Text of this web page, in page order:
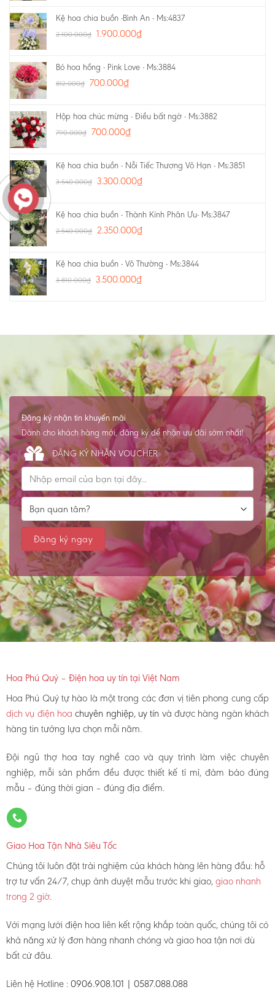
Kệ hoa chia buồn -Bình An - Ms:4837
2.100.000₫ 1.900.000₫
Bó hoa hồng - Pink Love - Ms:3884
812.000₫ 700.000₫
Hộp hoa chúc mừng - Điều bất ngờ - Ms:3882
790.000₫ 700.000₫
Kệ hoa chia buồn - Nỗi Tiếc Thương Vô Hạn - Ms:3851
3.540.000₫ 3.300.000₫
Kệ hoa chia buồn - Thành Kính Phân Ưu- Ms:3847
2.540.000₫ 2.350.000₫
Kệ hoa chia buồn - Vô Thường - Ms:3844
3.810.000₫ 3.500.000₫
Đăng ký nhận tin khuyến mãi
Dành cho khách hàng mới, đăng ký để nhận ưu đãi sớm nhất!
ĐĂNG KÝ NHẬN VOUCHER
Hoa Phú Quý – Điện hoa uy tín tại Việt Nam
Hoa Phú Quý tự hào là một trong các đơn vị tiên phong cung cấp
dịch vụ điện hoachuyên nghiệp, uy tín và được hàng ngàn khách
hàng tin tưởng lựa chọn mỗi năm.
Đội ngũ thợ hoa tay nghề cao và quy trình làm việc chuyên
nghiệp, mỗi sản phẩm đều được thiết kế tỉ mỉ, đảm bảo đúng
mẫu – đúng thời gian – đúng địa điểm.
Giao Hoa Tận Nhà Siêu Tốc
Chúng tôi luôn đặt trải nghiệm của khách hàng lên hàng đầu: hỗ
trợ tư vấn 24/7, chụp ảnh duyệt mẫu trước khi giao,giao nhanh
trong 2 giờ.
Với mạng lưới điện hoa liên kết rộng khắp toàn quốc, chúng tôi có
khả năng xử lý đơn hàng nhanh chóng và giao hoa tận nơi dù
bất cứ đâu.
Liên hệ Hotline : 0906.908.101 | 0587.088.088